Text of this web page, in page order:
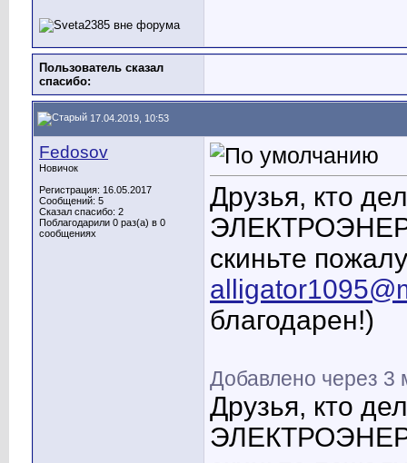
Пользователь сказал
cпасибо:
17.04.2019, 10:53
Fedosov
Новичок
Регистрация: 16.05.2017
Сообщений: 5
Сказал спасибо: 2
Поблагодарили 0 раз(а) в 0
сообщениях
Друзья, кто
скиньте
благодарен!)
Добавлено через 3
Друзья, кто